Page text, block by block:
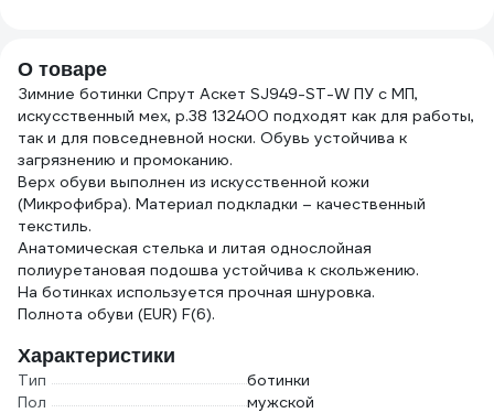
О товаре
Зимние ботинки Спрут Аскет SJ949-ST-W ПУ с МП,
искусственный мех, р.38 132400 подходят как для работы,
так и для повседневной носки. Обувь устойчива к
загрязнению и промоканию.
Верх обуви выполнен из искусственной кожи
(Микрофибра). Материал подкладки – качественный
текстиль.
Анатомическая стелька и литая однослойная
полиуретановая подошва устойчива к скольжению.
На ботинках используется прочная шнуровка.
Полнота обуви (EUR) F(6).
Характеристики
Тип
ботинки
Пол
мужской